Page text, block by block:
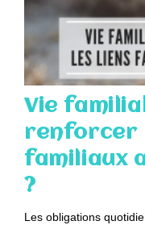
Vie
renforcer
familiaux
?
Les obligations